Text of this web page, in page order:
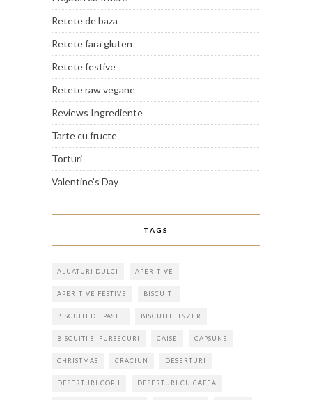
Retete de baza
Retete fara gluten
Retete festive
Retete raw vegane
Reviews Ingrediente
Tarte cu fructe
Torturi
Valentine’s Day
TAGS
ALUATURI DULCI APERITIVE
APERITIVE FESTIVE BISCUITI
BISCUITI DE PASTE BISCUITI LINZER
BISCUITI SI FURSECURI CAISE CAPSUNE
CHRISTMAS CRACIUN DESERTURI
DESERTURI COPII DESERTURI CU CAFEA